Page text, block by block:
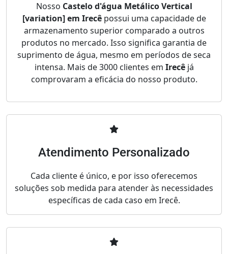
Nosso Castelo d'água Metálico Vertical
[variation] em Irecêpossui uma capacidade de
armazenamento superior comparado a outros
produtos no mercado. Isso significa garantia de
suprimento de água, mesmo em períodos de seca
intensa. Mais de 3000 clientes em Irecêjá
comprovaram a eficácia do nosso produto.
Atendimento Personalizado
Cada cliente é único, e por isso oferecemos
soluções sob medida para atender às necessidades
específicas de cada caso em Irecê.